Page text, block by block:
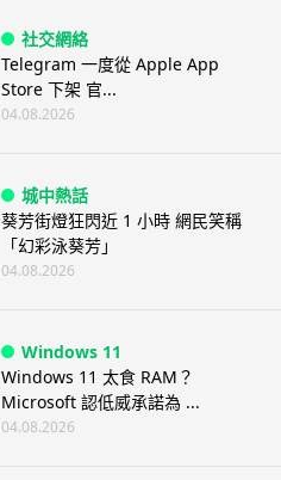
社交網絡
Telegram 一度從 Apple App
Store 下架 官...
04.08.2026
城中熱話
葵芳街燈狂閃近 1 小時 網民笑稱
「幻彩泳葵芳」
04.08.2026
Windows 11
Windows 11 太食 RAM？
Microsoft 認低威承諾為 ...
04.08.2026